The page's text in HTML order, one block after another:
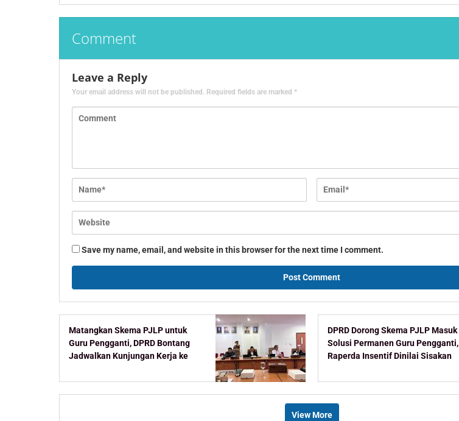
Comment
Leave a Reply
Your email address will not be published. Required fields are marked *
Save my name, email, and website in this browser for the next time I comment.
Matangkan Skema PJLP untuk
Guru Pengganti, DPRD Bontang
Jadwalkan Kunjungan Kerja ke
DPRD Dorong Skema PJLP Masuk
Solusi Permanen Guru Pengganti,
Raperda Insentif Dinilai Sisakan
View More